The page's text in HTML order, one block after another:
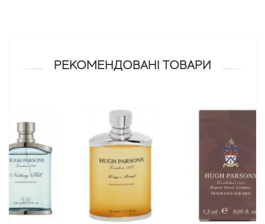
РЕКОМЕНДОВАНІ ТОВАРИ
Ariana Grande
Armaf
Armand Basi